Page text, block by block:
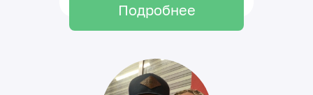
Подробнее